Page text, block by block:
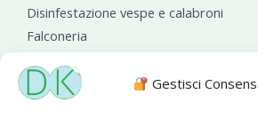
Gestisci
Disinfestazione vespe e calabroni
Falconeria